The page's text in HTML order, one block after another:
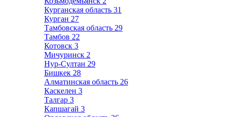
Курганская область 31
Курган 27
Тамбовская область 29
Тамбов 22
Котовск 3
Мичуринск 2
Нур-Султан 29
Бишкек 28
Алматинская область 26
Каскелен 3
Талгар 3
Капшагай 3